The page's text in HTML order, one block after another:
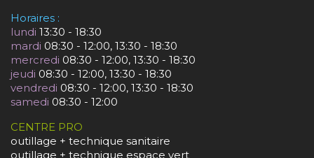
Horaires :
lundi 13:30 - 18:30
mardi 08:30 - 12:00, 13:30 - 18:30
mercredi 08:30 - 12:00, 13:30 - 18:30
jeudi 08:30 - 12:00, 13:30 - 18:30
vendredi 08:30 - 12:00, 13:30 - 18:30
samedi 08:30 - 12:00
CENTRE PRO
outillage + technique sanitaire
outillage + technique espace vert